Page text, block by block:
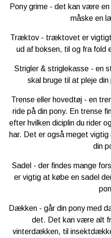
Pony grime - det kan være
måske en
Træktov - træktovet er
ud af boksen, til og fra fold
Strigler & striglekasse - en
skal bruge til at pleje
Trense eller hovedtøj - en
ride på din pony. En trense
efter hvilken diciplin du rider
har. Det er også meget
din
Sadel - der findes mange
er vigtig at købe en sadel
Dækken - går din pony med
det. Det kan være alt
vinterdækken, til